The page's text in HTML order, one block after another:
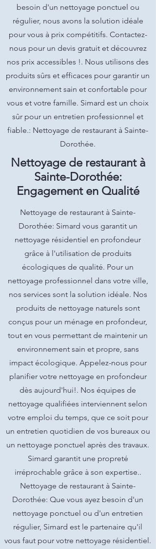
besoin d'un nettoyage ponctuel ou
régulier, nous avons la solution idéale
pour vous à prix compétitifs. Contactez-
nous pour un devis gratuit et découvrez
nos prix accessibles !. Nous utilisons des
produits sûrs et efficaces pour garantir un
environnement sain et confortable pour
vous et votre famille. Simard est un choix
sûr pour un entretien professionnel et
fiable.: Nettoyage de restaurant à Sainte-
Dorothée.
Nettoyage de restaurant à
Sainte-Dorothée:
Engagement en Qualité
Nettoyage de restaurant à Sainte-
Dorothée: Simard vous garantit un
nettoyage résidentiel en profondeur
grâce à l'utilisation de produits
écologiques de qualité. Pour un
nettoyage professionnel dans votre ville,
nos services sont la solution idéale. Nos
produits de nettoyage naturels sont
conçus pour un ménage en profondeur,
tout en vous permettant de maintenir un
environnement sain et propre, sans
impact écologique. Appelez-nous pour
planifier votre nettoyage en profondeur
dès aujourd'hui!. Nos équipes de
nettoyage qualifiées interviennent selon
votre emploi du temps, que ce soit pour
un entretien quotidien de vos bureaux ou
un nettoyage ponctuel après des travaux.
Simard garantit une propreté
irréprochable grâce à son expertise..
Nettoyage de restaurant à Sainte-
Dorothée: Que vous ayez besoin d'un
nettoyage ponctuel ou d'un entretien
régulier, Simard est le partenaire qu'il
vous faut pour votre nettoyage résidentiel.